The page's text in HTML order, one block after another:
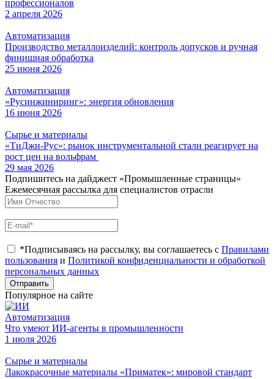
профессионалов
2 апреля 2026
Автоматизация
Производство металлоизделий: контроль допусков и ручная
финишная обработка
25 июня 2026
Автоматизация
«Русинжиниринг»: энергия обновления
16 июня 2026
Сырье и материалы
«ТиДжи-Рус»: рынок инструментальной стали реагирует на
рост цен на вольфрам
29 мая 2026
Подпишитесь на дайджест «Промышленные страницы»
Ежемесячная рассылка для специалистов отрасли
*Подписываясь на рассылку, вы соглашаетесь с Правилами
пользования и Политикой конфиденциальности и обработкой
персональных данных
Отправить
Популярное на сайте
Автоматизация
Что умеют ИИ-агенты в промышленности
1 июля 2026
Сырье и материалы
Лакокрасочные материалы «Приматек»: мировой стандарт